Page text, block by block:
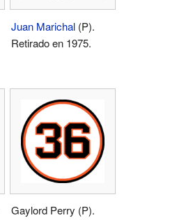
Juan Marichal (P).
Retirado en 1975.
Gaylord Perry (P).